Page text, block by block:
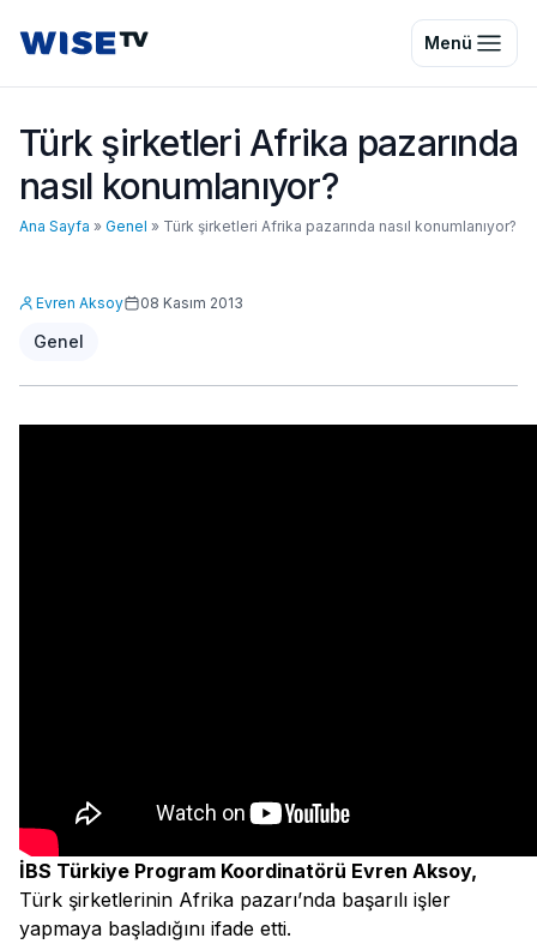
Wise TV Menü
Türk şirketleri Afrika pazarında
nasıl konumlanıyor?
Ana Sayfa » Genel » Türk şirketleri Afrika pazarında nasıl konumlanıyor?
Evren Aksoy 08 Kasım 2013
Genel
İBS Türkiye Program Koordinatörü Evren Aksoy,
Türk şirketlerinin Afrika pazarı’nda başarılı işler
yapmaya başladığını ifade etti.